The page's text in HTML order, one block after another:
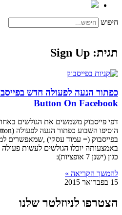
חיפוש
תגית: Sign Up
Button On Facebook
דפי פייסבוק משמשים את הגולשים
בפייסבוק (= עמוד עסקי) ,שמאפשרים
באמצעותה יוכלו הגולשים לעשות
כגון (ישנן 7 אופציות):
להמשך הקריאה »
15 בפברואר 2015
הצטרפו לניוזלטר שלנו